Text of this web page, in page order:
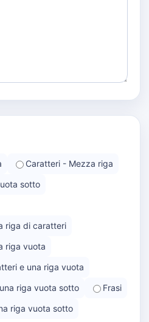
Caratteri - Mezza riga
sotto
riga di caratteri
riga vuota
e una riga vuota
riga vuota sotto
Frasi
riga vuota sotto